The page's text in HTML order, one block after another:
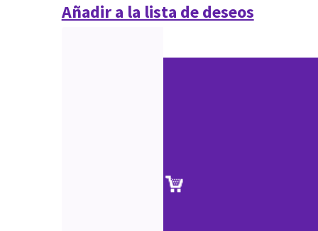
Añadir a la lista de deseos